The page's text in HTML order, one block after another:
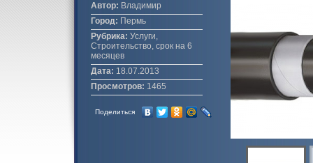
Автор: Владимир
Город: Пермь
Рубрика: Услуги,
Строительство, срок на 6
месяцев
Дата: 18.07.2013
Просмотров: 1465
Поделиться